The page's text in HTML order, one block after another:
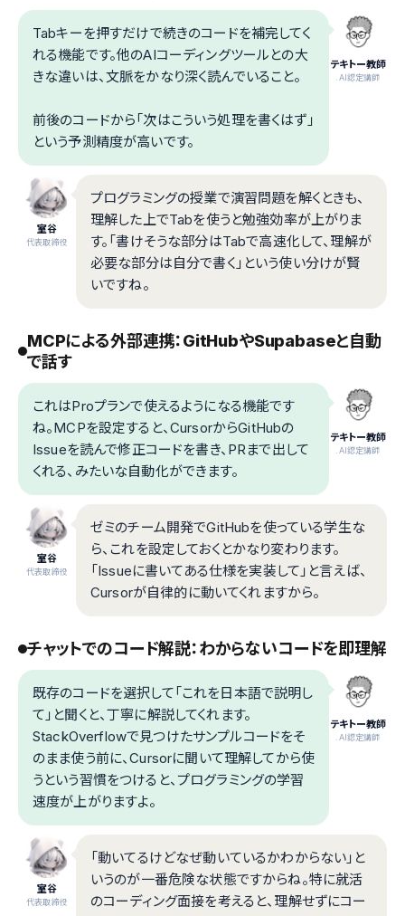
テキトー教師
.AI認定講師
Tabキーを押すだけで続きのコードを補完してく
れる機能です。他のAIコーディングツールとの大
きな違いは、文脈をかなり深く読んでいること。
前後のコードから「次はこういう処理を書くはず」
という予測精度が高いです。
室谷
代表取締役
プログラミングの授業で演習問題を解くときも、
理解した上でTabを使うと勉強効率が上がりま
す。「書けそうな部分はTabで高速化して、理解が
必要な部分は自分で書く」という使い分けが賢
いですね。
MCPによる外部連携：GitHubやSupabaseと自動
で話す
テキトー教師
.AI認定講師
これはProプランで使えるようになる機能です
ね。MCPを設定すると、CursorからGitHubの
Issueを読んで修正コードを書き、PRまで出して
くれる、みたいな自動化ができます。
室谷
代表取締役
ゼミのチーム開発でGitHubを使っている学生な
ら、これを設定しておくとかなり変わります。
「Issueに書いてある仕様を実装して」と言えば、
Cursorが自律的に動いてくれますから。
チャットでのコード解説：わからないコードを即理解
テキトー教師
.AI認定講師
既存のコードを選択して「これを日本語で説明し
て」と聞くと、丁寧に解説してくれます。
StackOverflowで見つけたサンプルコードをそ
のまま使う前に、Cursorに聞いて理解してから使
うという習慣をつけると、プログラミングの学習
速度が上がりますよ。
室谷
代表取締役
「動いてるけどなぜ動いているかわからない」と
いうのが一番危険な状態ですからね。特に就活
のコーディング面接を考えると、理解せずにコー